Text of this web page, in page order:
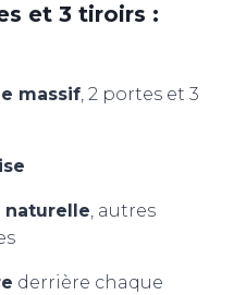
et 3 tiroirs :
massif, 2 portes et 3
, autres
derrière chaque